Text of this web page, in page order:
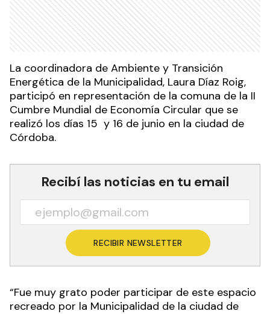
La coordinadora de Ambiente y Transición
Energética de la Municipalidad, Laura Díaz Roig,
participó en representación de la comuna de la II
Cumbre Mundial de Economía Circular que se
realizó los días 15 y 16 de junio en la ciudad de
Córdoba.
Recibí las noticias en tu email
RECIBIR NEWSLETTER
“Fue muy grato poder participar de este espacio
recreado por la Municipalidad de la ciudad de